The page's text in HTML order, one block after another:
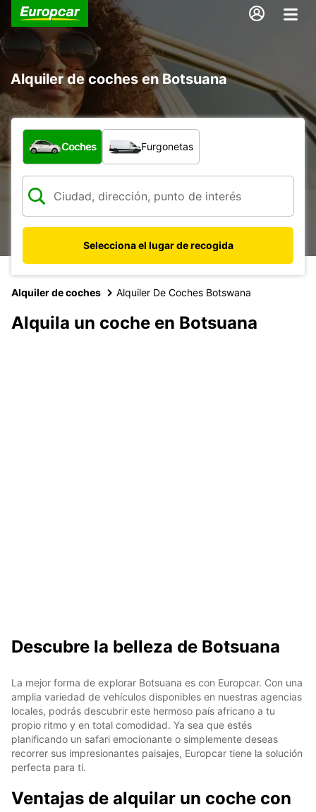
Alquiler de coches en Botsuana
¿Qué tipo de vehículo?
Coches Furgonetas
Selecciona el lugar de recogida
Alquiler de coches Alquiler De Coches Botswana
Alquila un coche en Botsuana
Descubre la belleza de Botsuana
La mejor forma de explorar Botsuana es con Europcar. Con una
amplia variedad de vehículos disponibles en nuestras agencias
locales, podrás descubrir este hermoso país africano a tu
propio ritmo y en total comodidad. Ya sea que estés
planificando un safari emocionante o simplemente deseas
recorrer sus impresionantes paisajes, Europcar tiene la solución
perfecta para ti.
Ventajas de alquilar un coche con